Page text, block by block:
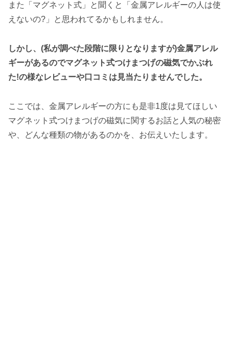
また「マグネット式」と聞くと「金属アレルギーの人は使
えないの?」と思われてるかもしれません。
しかし、(私が調べた段階に限りとなりますが)金属アレル
ギーがあるのでマグネット式つけまつげの磁気でかぶれ
た!の様なレビューや口コミは見当たりませんでした。
ここでは、金属アレルギーの方にも是非1度は見てほしい
マグネット式つけまつげの磁気に関するお話と人気の秘密
や、どんな種類の物があるのかを、お伝えいたします。